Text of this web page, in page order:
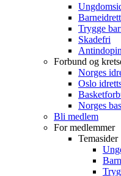
Barneidrett
Trygge
Skadefri
Forbund og
Norges
Oslo
Norges
Bli medlem
For medlemmer
Temasider